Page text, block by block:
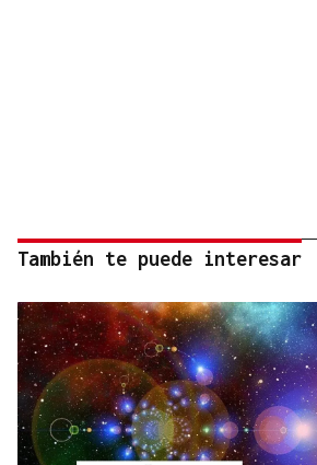
También te puede interesar